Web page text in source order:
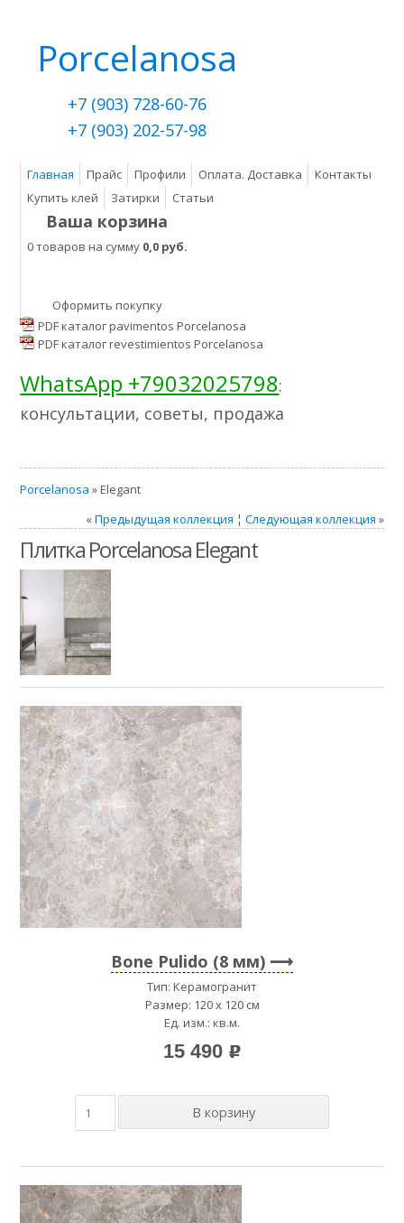
Porcelanosa
+7 (903) 728-60-76
+7 (903) 202-57-98
Главная Прайс Профили Оплата. Доставка
Контакты
Купить клей
Затирки Статьи
Ваша корзина
0 товаров на сумму 0,0 руб.
Оформить покупку
PDF каталог pavimentos Porcelanosa
PDF каталог revestimientos Porcelanosa
WhatsApp +79032025798:
консультации, советы, продажа
Porcelanosa » Elegant
«Предыдущая коллекция ¦ Следующая коллекция »
Плитка Porcelanosa Elegant
Bone Pulido (8 мм)
Тип: Керамогранит
Размер: 120 x 120 см
Ед. изм.: кв.м.
15 490 p